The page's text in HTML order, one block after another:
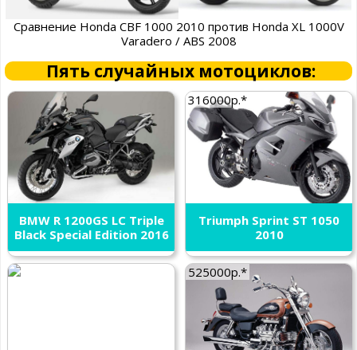
Сравнение Honda CBF 1000 2010 против Honda XL 1000V
Varadero / ABS 2008
Пять случайных мотоциклов:
BMW R 1200GS LC Triple
Black Special Edition 2016
316000р.*
Triumph Sprint ST 1050
2010
525000р.*